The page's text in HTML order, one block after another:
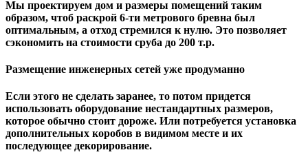
Мы проектируем дом и размеры помещений таким
образом, чтоб раскрой 6-ти метрового бревна был
оптимальным, а отход стремился к нулю. Это позволяет
сэкономить на стоимости сруба до 200 т.р.
Размещение инженерных сетей уже продуманно
Если этого не сделать заранее, то потом придется
использовать оборудование нестандартных размеров,
которое обычно стоит дороже. Или потребуется установка
дополнительных коробов в видимом месте и их
последующее декорирование.